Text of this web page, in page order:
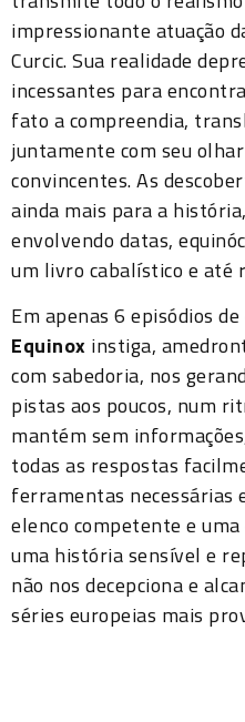
impressionante atuação
Curcic. Sua realidade
incessantes para
fato a compreendia,
juntamente com seu
convincentes. As
ainda mais para a
envolvendo datas,
um livro cabalístico e até
Em apenas 6 episódios
Equinox instiga,
com sabedoria, nos
pistas aos poucos, num
mantém sem
todas as respostas
ferramentas necessárias
elenco competente e
uma história sensível e
não nos decepciona e
séries europeias mais